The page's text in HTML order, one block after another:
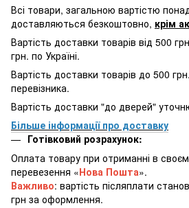
Всі товари, загальною вартістю
доставляються безкоштовно, крім
Вартість доставки товарів від 500
грн. по Україні.
Вартість доставки товарів до 500
перевізника.
Вартість доставки "до дверей"
Більше інформації про доставку
Готівковий розрахунок:
Оплата товару при отриманні в
перевезення «Нова Пошта».
Важливо: вартість післяплати
грн за оформлення.